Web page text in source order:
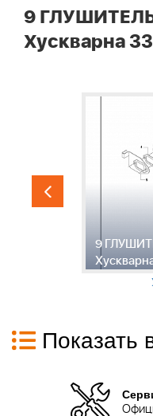
9
Хускварна
9
Показать